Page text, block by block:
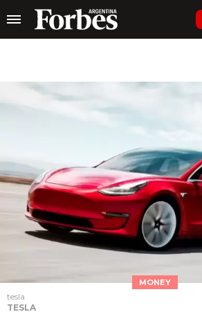
MONEY
tesla
TESLA